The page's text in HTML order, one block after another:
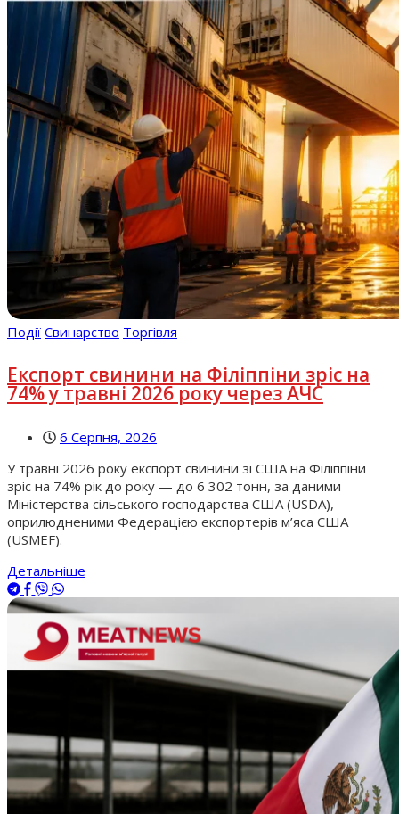
Події Свинарство Торгівля
Експорт свинини на Філіппіни зріс на
74% у травні 2026 року через АЧС
6 Серпня, 2026
У травні 2026 року експорт свинини зі США на Філіппіни
зріс на 74% рік до року — до 6 302 тонн, за даними
Міністерства сільського господарства США (USDA),
оприлюдненими Федерацією експортерів м’яса США
(USMEF).
Детальніше